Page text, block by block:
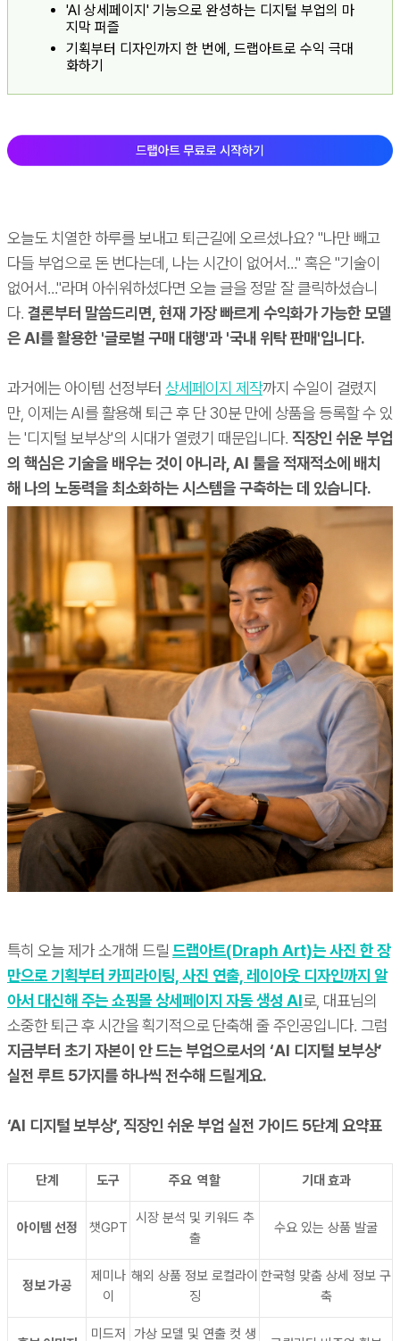
'AI 상세페이지' 기능으로 완성하는 디지털 부업의 마
지막 퍼즐
기획부터 디자인까지 한 번에, 드랩아트로 수익 극대
화하기
오늘도 치열한 하루를 보내고 퇴근길에 오르셨나요? "나만 빼고
다들 부업으로 돈 번다는데, 나는 시간이 없어서..." 혹은 "기술이
없어서..."라며 아쉬워하셨다면 오늘 글을 정말 잘 클릭하셨습니
다. 결론부터 말씀드리면, 현재 가장 빠르게 수익화가 가능한 모델
은 AI를 활용한 '글로벌 구매 대행'과 '국내 위탁 판매'입니다.
과거에는 아이템 선정부터 상세페이지 제작까지 수일이 걸렸지
만, 이제는 AI를 활용해 퇴근 후 단 30분 만에 상품을 등록할 수 있
는 '디지털 보부상'의 시대가 열렸기 때문입니다. 직장인 쉬운 부업
의 핵심은 기술을 배우는 것이 아니라, AI 툴을 적재적소에 배치
해 나의 노동력을 최소화하는 시스템을 구축하는 데 있습니다.
특히 오늘 제가 소개해 드릴 드랩아트(Draph Art)는 사진 한 장
만으로 기획부터 카피라이팅, 사진 연출, 레이아웃 디자인까지 알
아서 대신해 주는 쇼핑몰 상세페이지 자동 생성 AI로, 대표님의
소중한 퇴근 후 시간을 획기적으로 단축해 줄 주인공입니다. 그럼
지금부터 초기 자본이 안 드는 부업으로서의 ‘AI 디지털 보부상’
실전 루트 5가지를 하나씩 전수해 드릴게요.
‘AI 디지털 보부상’, 직장인 쉬운 부업 실전 가이드 5단계 요약표
단계 도구 주요 역할 기대 효과
아이템 선정 챗GPT
시장 분석 및 키워드 추
출
수요 있는 상품 발굴
정보 가공
제미나
이
해외 상품 정보 로컬라이
징
한국형 맞춤 상세 정보 구
축
미드저 가상 모델 및 연출 컷 생